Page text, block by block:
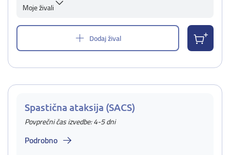
Moje živali
Dodaj žival
Spastična ataksija (SACS)
Povprečni čas izvedbe: 4-5 dni
Podrobno